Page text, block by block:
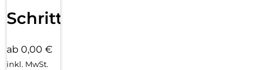
Schritten
ab 0,00 €
inkl. MwSt.